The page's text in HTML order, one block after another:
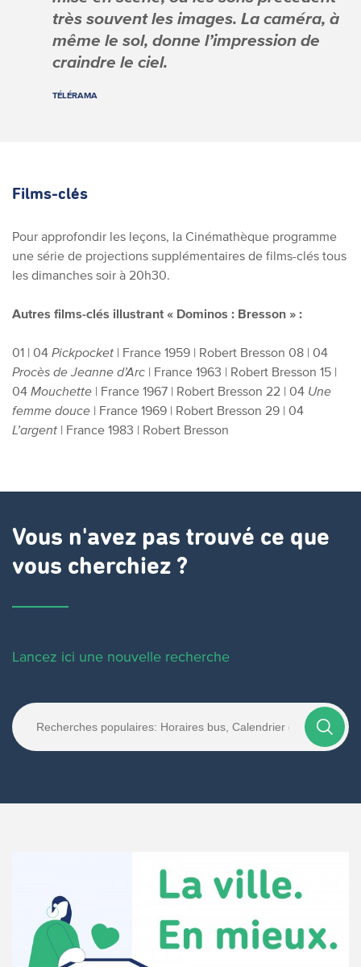
très souvent les images. La caméra, à
même le sol, donne l’impression de
craindre le ciel.
TÉLÉRAMA
Films-clés
Pour approfondir les leçons, la Cinémathèque programme
une série de projections supplémentaires de films-clés tous
les dimanches soir à 20h30.
Autres films-clés illustrant « Dominos : Bresson » :
01 | 04 Pickpocket | France 1959 | Robert Bresson 08 | 04
Procès de Jeanne d’Arc | France 1963 | Robert Bresson 15 |
04 Mouchette | France 1967 | Robert Bresson 22 | 04 Une
femme douce | France 1969 | Robert Bresson 29 | 04
L’argent | France 1983 | Robert Bresson
Vous n'avez pas trouvé ce que
vous cherchiez ?
Lancez ici une nouvelle recherche